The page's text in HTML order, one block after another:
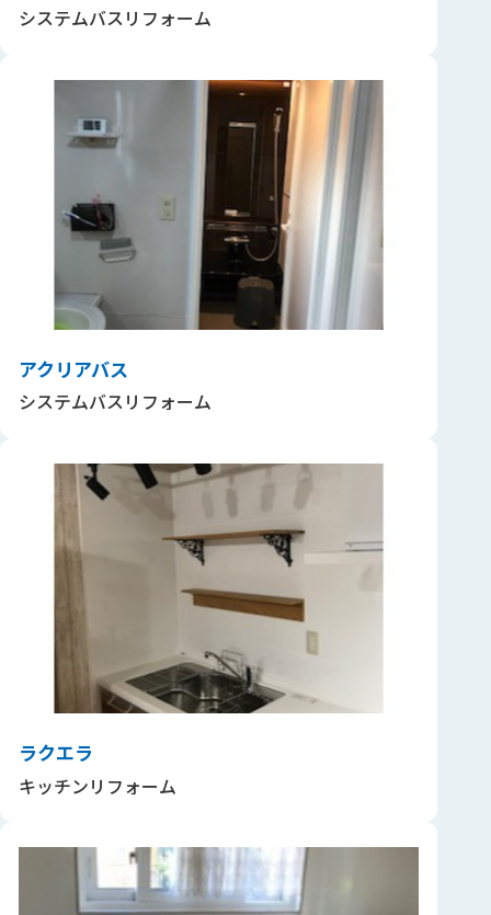
システムバスリフォーム
アクリアバス
システムバスリフォーム
ラクエラ
キッチンリフォーム